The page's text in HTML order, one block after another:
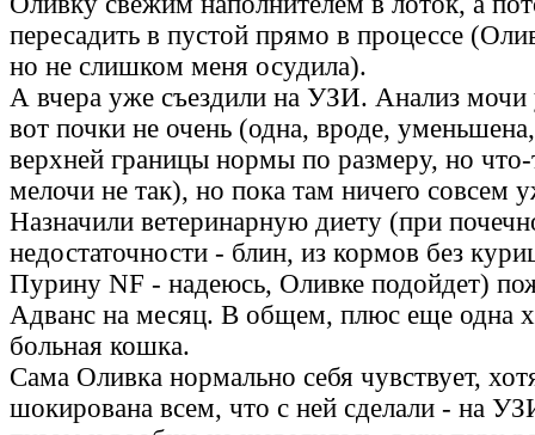
пересадить в пустой прямо в процессе
но не слишком меня осудила).
А вчера уже съездили на УЗИ. Анализ мочи
вот почки не очень (одна, вроде,
верхней границы нормы по размеру, но
мелочи не так), но пока там ничего совсем
Назначили ветеринарную диету (при
недостаточности - блин, из кормов без
Пурину NF - надеюсь, Оливке подойдет)
Адванс на месяц. В общем, плюс еще одна
больная кошка.
Сама Оливка нормально себя чувствует,
шокирована всем, что с ней сделали - на